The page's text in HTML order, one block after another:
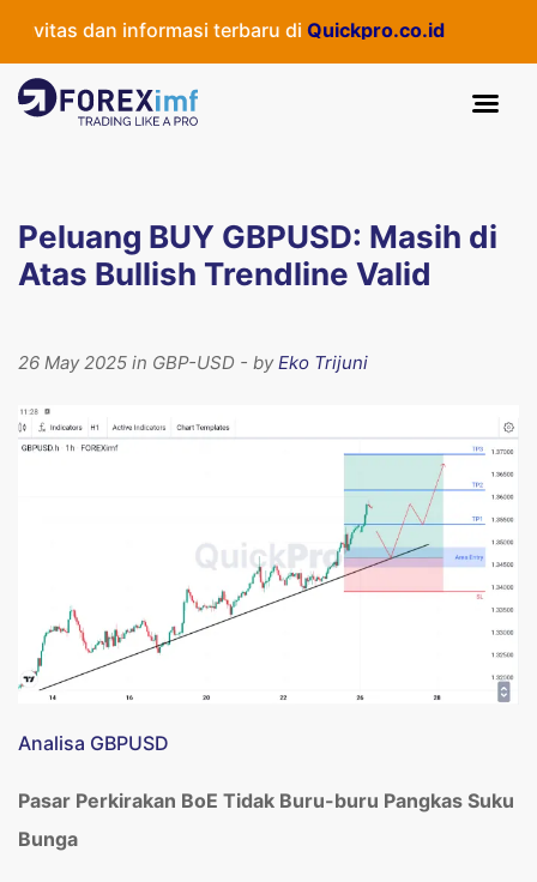
dan informasi terbaru diQuickpro.co.id
Peluang BUY GBPUSD: Masih di
Atas Bullish Trendline Valid
26 May 2025 in GBP-USD - byEko Trijuni
Analisa GBPUSD
Pasar Perkirakan BoE Tidak Buru-buru Pangkas Suku
Bunga